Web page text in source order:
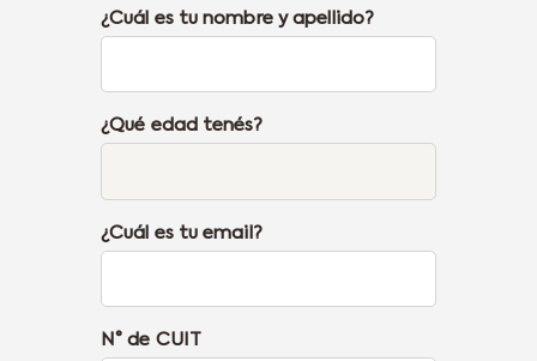
¿Cuál es tu nombre y apellido?
¿Qué edad tenés?
¿Cuál es tu email?
N° de CUIT